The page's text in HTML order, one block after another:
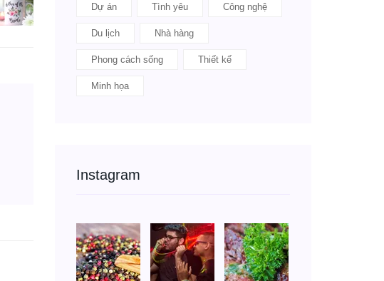
Dự án Tình yêu Công nghệ
Du lịch Nhà hàng
Phong cách sống Thiết kế
Minh họa
Instagram